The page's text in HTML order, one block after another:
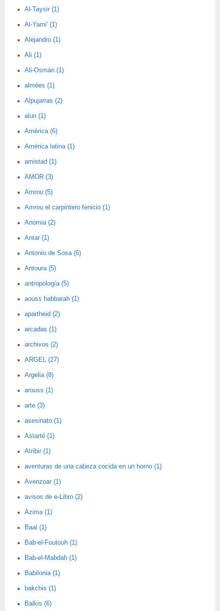
Al-Taysir (1)
Al-Yami' (1)
Alejandro (1)
Ali (1)
Ali-Osmán (1)
almées (1)
Alpujarras (2)
alun (1)
América (6)
América latina (1)
amistad (1)
AMOR (3)
Amrou (5)
Amrou el carpintero fenicio (1)
Anomia (2)
Antar (1)
Antonio de Sosa (6)
Antoura (5)
antropología (5)
aouss habbarah (1)
apartheid (2)
arcadas (1)
archivos (2)
ARGEL (27)
Argelia (8)
arouss (1)
arte (3)
asesinato (1)
Astarté (1)
Atribir (1)
aventuras de una cabeza cocida en un horno (1)
Avenzoar (1)
avisos de e-Libro (2)
Azima (1)
Baal (1)
Bab-el-Foutouh (1)
Bab-el-Mabdah (1)
Babilonia (1)
bakchis (1)
Balkis (6)